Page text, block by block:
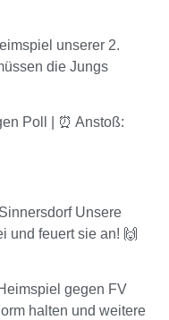
unserer 2.
die Jungs
Poll | ⏰ Anstoß:
Unsere
und feuert sie an! 🙌
gegen FV
halten und weitere